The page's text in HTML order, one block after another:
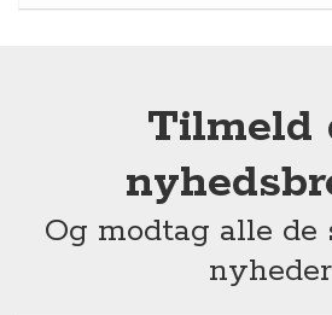
Tilmeld
Og modtag alle de
nyheder